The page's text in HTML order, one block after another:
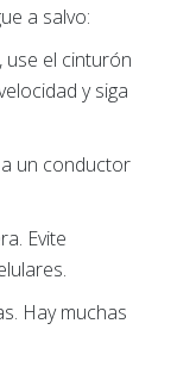
a salvo:
use el cinturón
y siga
un conductor
Evite
Hay muchas